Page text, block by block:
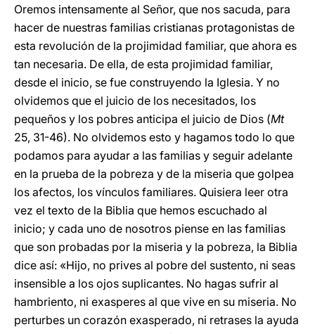
Oremos intensamente al Señor, que nos sacuda, para
hacer de nuestras familias cristianas protagonistas de
esta revolución de la projimidad familiar, que ahora es
tan necesaria. De ella, de esta projimidad familiar,
desde el inicio, se fue construyendo la Iglesia. Y no
olvidemos que el juicio de los necesitados, los
pequeños y los pobres anticipa el juicio de Dios (Mt
25, 31-46). No olvidemos esto y hagamos todo lo que
podamos para ayudar a las familias y seguir adelante
en la prueba de la pobreza y de la miseria que golpea
los afectos, los vínculos familiares. Quisiera leer otra
vez el texto de la Biblia que hemos escuchado al
inicio; y cada uno de nosotros piense en las familias
que son probadas por la miseria y la pobreza, la Biblia
dice así: «Hijo, no prives al pobre del sustento, ni seas
insensible a los ojos suplicantes. No hagas sufrir al
hambriento, ni exasperes al que vive en su miseria. No
perturbes un corazón exasperado, ni retrases la ayuda